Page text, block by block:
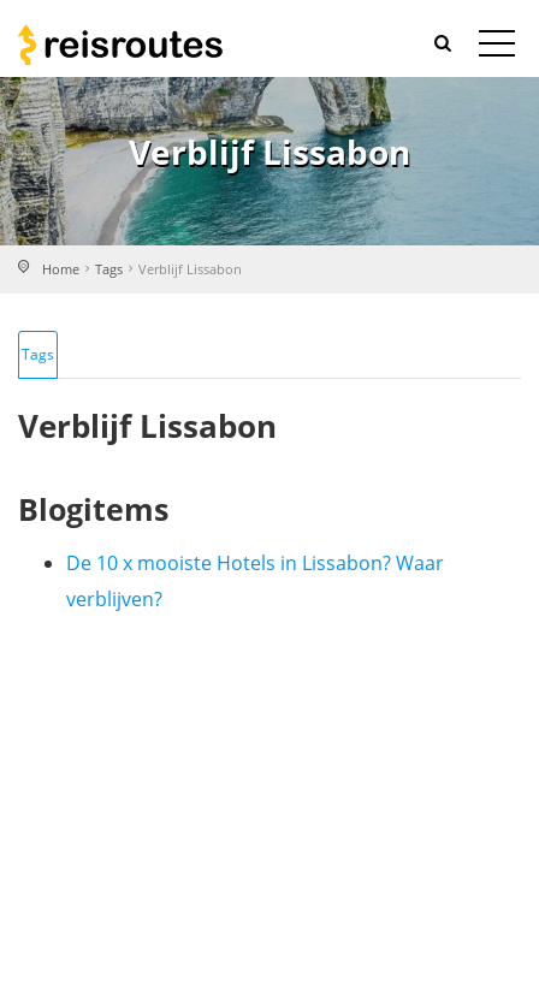
Verblijf Lissabon
Home Tags Verblijf Lissabon
Tags
Verblijf Lissabon
Blogitems
De 10 x mooiste Hotels in Lissabon? Waar
verblijven?